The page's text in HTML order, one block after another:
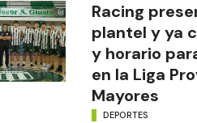
Racing
plantel y ya
y horario
en la Liga
Mayores
DEPORTES